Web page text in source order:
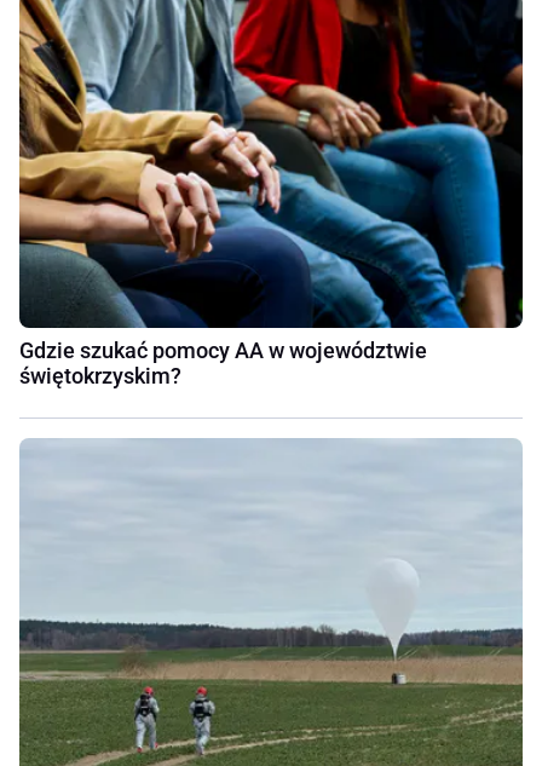
Gdzie szukać pomocy AA w województwie
świętokrzyskim?